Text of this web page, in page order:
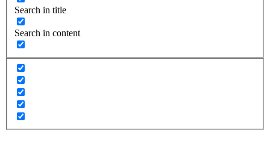
Search in title
Search in content